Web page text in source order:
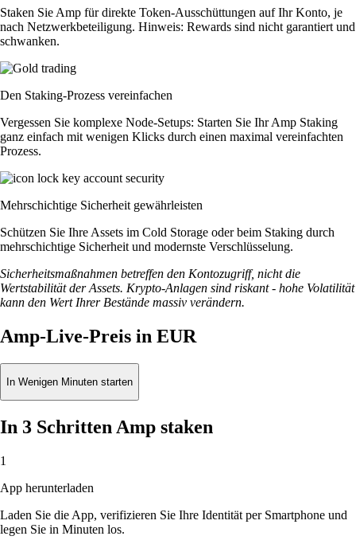
Staken Sie Amp für direkte Token-Ausschüttungen auf Ihr Konto, je
nach Netzwerkbeteiligung. Hinweis: Rewards sind nicht garantiert und
schwanken.
Den Staking-Prozess vereinfachen
Vergessen Sie komplexe Node-Setups: Starten Sie Ihr Amp Staking
ganz einfach mit wenigen Klicks durch einen maximal vereinfachten
Prozess.
Mehrschichtige Sicherheit gewährleisten
Schützen Sie Ihre Assets im Cold Storage oder beim Staking durch
mehrschichtige Sicherheit und modernste Verschlüsselung.
Sicherheitsmaßnahmen betreffen den Kontozugriff, nicht die
Wertstabilität der Assets. Krypto-Anlagen sind riskant - hohe Volatilität
kann den Wert Ihrer Bestände massiv verändern.
Amp-Live-Preis in EUR
In Wenigen Minuten starten
In 3 Schritten Amp staken
1
App herunterladen
Laden Sie die App, verifizieren Sie Ihre Identität per Smartphone und
legen Sie in Minuten los.